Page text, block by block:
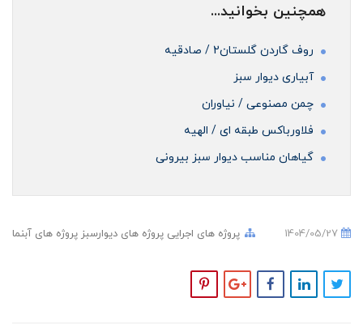
همچنین بخوانید...
روف گاردن گلستان2 / صادقیه
آبیاری دیوار سبز
چمن مصنوعی / نیاوران
فلاورباکس طبقه ای / الهیه
گیاهان مناسب دیوار سبز بیرونی
پروژه های اجرایی پروژه های دیوارسبز پروژه های آبنما